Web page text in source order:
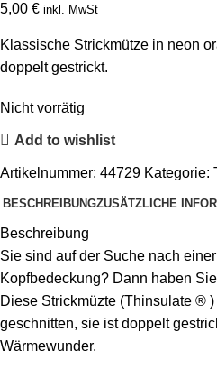
5,00 € inkl. MwSt
Klassische Strickmütze in neon
doppelt gestrickt.
Nicht vorrätig
Add to wishlist
Artikelnummer: 44729 Kategorie:
BESCHREIBUNGZUSÄTZLICHE
Beschreibung
Sie sind auf der Suche nach
Kopfbedeckung? Dann haben
Diese Strickmüzte (Thinsulate ® )
geschnitten, sie ist doppelt
Wärmewunder.